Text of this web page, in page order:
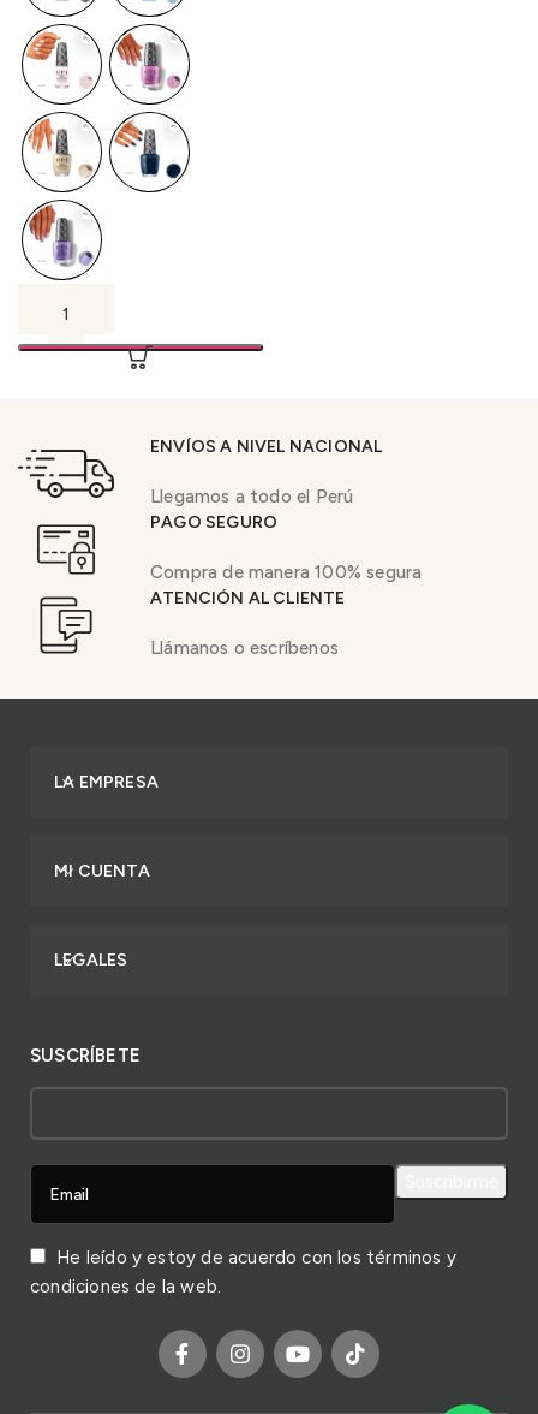
ENVÍOS A NIVEL NACIONAL
Llegamos a todo el Perú
PAGO SEGURO
Compra de manera 100% segura
ATENCIÓN AL CLIENTE
Llámanos o escríbenos
LA EMPRESA
MI CUENTA
LEGALES
SUSCRÍBETE
He leído y estoy de acuerdo con los términos y
condiciones de la web.